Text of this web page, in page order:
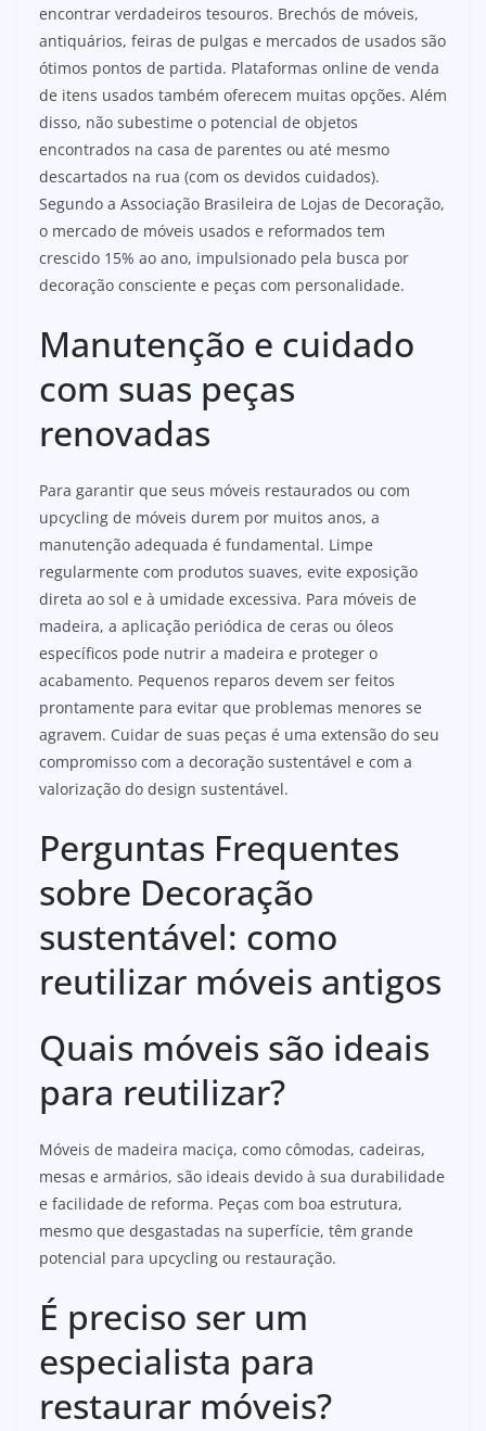
encontrar verdadeiros tesouros. Brechós de móveis,
antiquários, feiras de pulgas e mercados de usados são
ótimos pontos de partida. Plataformas online de venda
de itens usados também oferecem muitas opções. Além
disso, não subestime o potencial de objetos
encontrados na casa de parentes ou até mesmo
descartados na rua (com os devidos cuidados).
Segundo a Associação Brasileira de Lojas de Decoração,
o mercado de móveis usados e reformados tem
crescido 15% ao ano, impulsionado pela busca por
decoração consciente e peças com personalidade.
Manutenção e cuidado
com suas peças
renovadas
Para garantir que seus móveis restaurados ou com
upcycling de móveis durem por muitos anos, a
manutenção adequada é fundamental. Limpe
regularmente com produtos suaves, evite exposição
direta ao sol e à umidade excessiva. Para móveis de
madeira, a aplicação periódica de ceras ou óleos
específicos pode nutrir a madeira e proteger o
acabamento. Pequenos reparos devem ser feitos
prontamente para evitar que problemas menores se
agravem. Cuidar de suas peças é uma extensão do seu
compromisso com a decoração sustentável e com a
valorização do design sustentável.
Perguntas Frequentes
sobre Decoração
sustentável: como
reutilizar móveis antigos
Quais móveis são ideais
para reutilizar?
Móveis de madeira maciça, como cômodas, cadeiras,
mesas e armários, são ideais devido à sua durabilidade
e facilidade de reforma. Peças com boa estrutura,
mesmo que desgastadas na superfície, têm grande
potencial para upcycling ou restauração.
É preciso ser um
especialista para
restaurar móveis?